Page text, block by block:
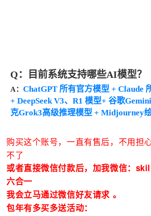
Q：目前系统支持哪些AI模型？
A： ChatGPT 所有官方模型 + Claude
+ DeepSeek V3、R1 模型+ 谷歌
克Grok3高级推理模型 + Midjourney绘
购买这个账号，一直有售后，不用担
不了
或者直接微信付款后， 加我微信：
六合一
我会立马通过微信好友请求 。
包年有多买多送活动：